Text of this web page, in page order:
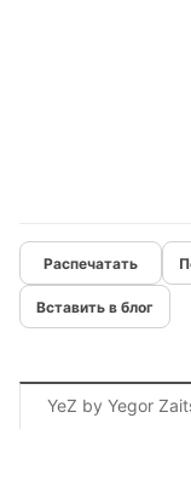
Вставить в блог
YeZ by Yegor